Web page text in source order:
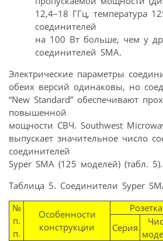
12,4–18 ГГц, температура
соединителей
на 100 Вт больше, чем у
соединителей SMA.
Электрические параметры
обеих версий одинаковы, но
“New Standard” обеспечивают
повышенной
мощности СВЧ. Southwest
выпускает значительное число
соединителей
Syper SMA (125 моделей) (табл. 5).
Таблица 5. Соединители Syper
№
п.
п.
Особенности
конструкции
Розетка
Серия